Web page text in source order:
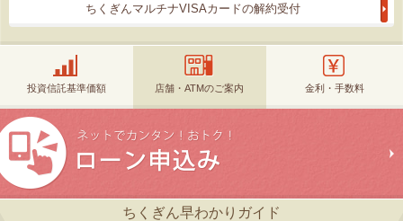
ちくぎんマルチナVISAカードの解約受付
投資信託基準価額 店舗・ATMのご案内 金利・手数料
ちくぎん早わかりガイド